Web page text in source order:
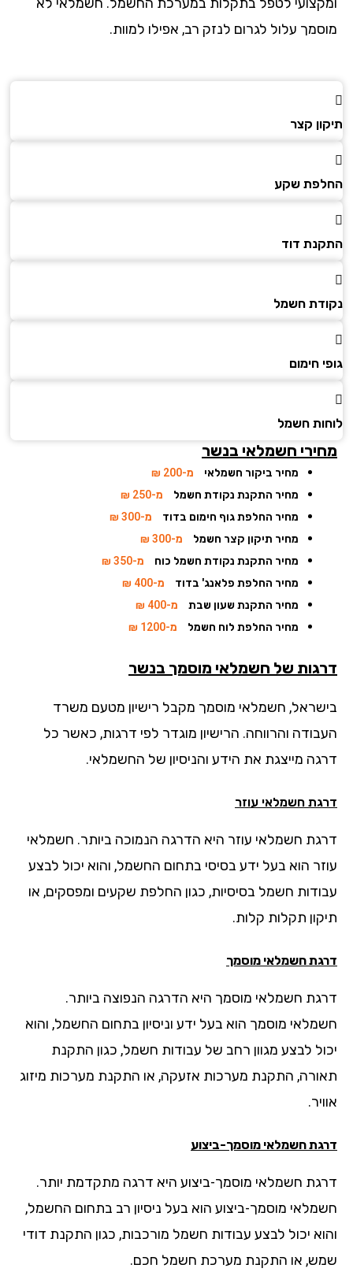
עלול לגרום לנזק רב, אפילו למוות.
קצר
שקע
דוד
חשמל
חימום
חשמל
חשמלאי בנשר
מחיר ביקור חשמלאי
מ-200 ₪
מחיר התקנת נקודת חשמל
מ-250 ₪
מחיר החלפת גוף חימום בדוד
מ-300 ₪
מחיר תיקון קצר חשמל
מ-300 ₪
מחיר התקנת נקודת חשמל כוח
מ-350 ₪
מחיר החלפת פלאנג' בדוד
מ-400 ₪
מחיר התקנת שעון שבת
מ-400 ₪
מחיר החלפת לוח חשמל
מ-1200 ₪
של חשמלאי מוסמך בנשר
חשמלאי מוסמך מקבל רישיון מטעם משרד
והרווחה. הרישיון מוגדר לפי דרגות, כאשר כל
מייצגת את הידע והניסיון של החשמלאי.
חשמלאי עוזר
חשמלאי עוזר היא הדרגה הנמוכה ביותר. חשמלאי
הוא בעל ידע בסיסי בתחום החשמל, והוא יכול לבצע
חשמל בסיסיות, כגון החלפת שקעים ומפסקים, או
תקלות קלות.
חשמלאי מוסמך
חשמלאי מוסמך היא הדרגה הנפוצה ביותר.
מוסמך הוא בעל ידע וניסיון בתחום החשמל, והוא
לבצע מגוון רחב של עבודות חשמל, כגון התקנת
התקנת מערכות אזעקה, או התקנת מערכות מיזוג
חשמלאי מוסמך-ביצוע
חשמלאי מוסמך-ביצוע היא דרגה מתקדמת יותר.
מוסמך-ביצוע הוא בעל ניסיון רב בתחום החשמל,
יכול לבצע עבודות חשמל מורכבות, כגון התקנת דודי
או התקנת מערכת חשמל חכם.